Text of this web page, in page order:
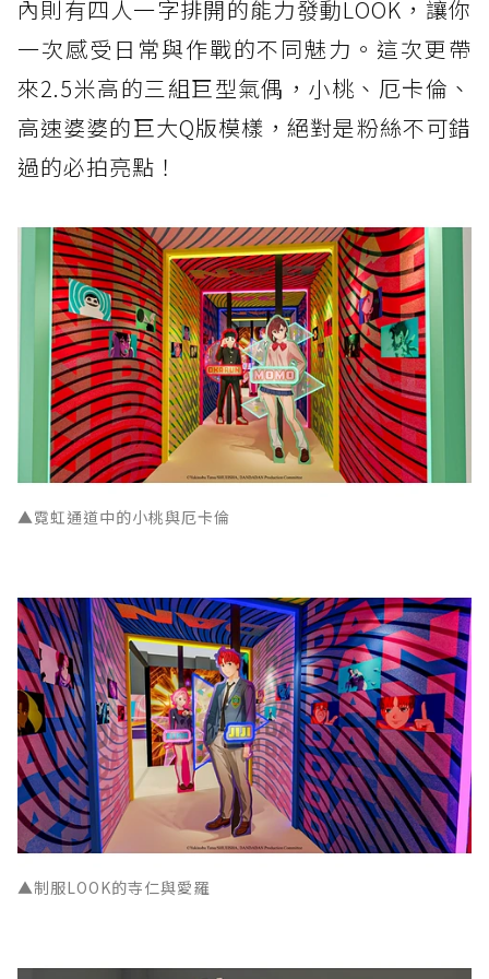
內則有四人一字排開的能力發動LOOK，讓你
一次感受日常與作戰的不同魅力。這次更帶
來2.5米高的三組巨型氣偶，小桃、厄卡倫、
高速婆婆的巨大Q版模樣，絕對是粉絲不可錯
過的必拍亮點！
▲霓虹通道中的小桃與厄卡倫
▲制服LOOK的寺仁與愛羅